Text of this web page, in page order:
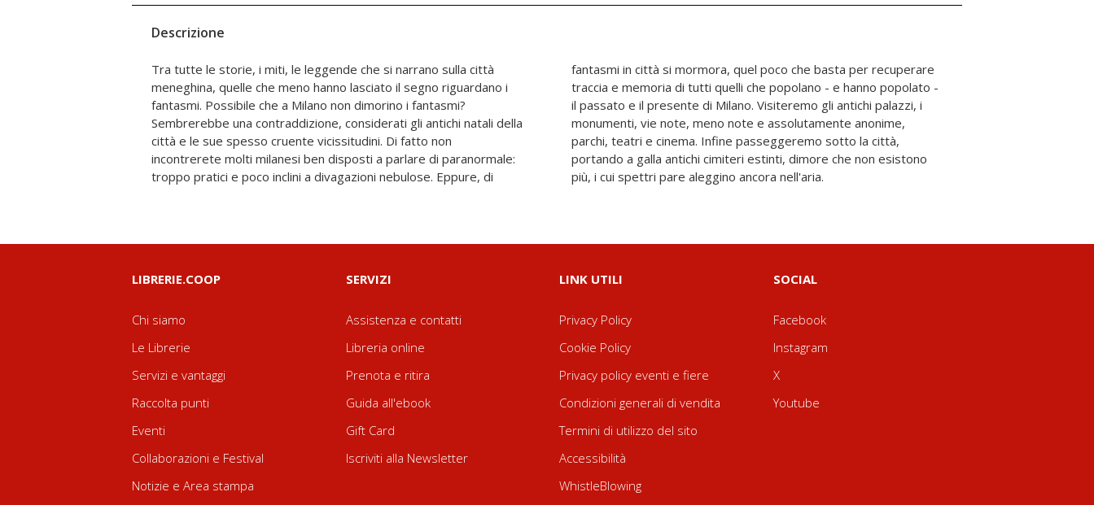
Descrizione
Tra tutte le storie, i miti, le leggende che si narrano sulla città
meneghina, quelle che meno hanno lasciato il segno riguardano i
fantasmi. Possibile che a Milano non dimorino i fantasmi?
Sembrerebbe una contraddizione, considerati gli antichi natali della
città e le sue spesso cruente vicissitudini. Di fatto non
incontrerete molti milanesi ben disposti a parlare di paranormale:
troppo pratici e poco inclini a divagazioni nebulose. Eppure, di
fantasmi in città si mormora, quel poco che basta per recuperare
traccia e memoria di tutti quelli che popolano - e hanno popolato -
il passato e il presente di Milano. Visiteremo gli antichi palazzi, i
monumenti, vie note, meno note e assolutamente anonime,
parchi, teatri e cinema. Infine passeggeremo sotto la città,
portando a galla antichi cimiteri estinti, dimore che non esistono
più, i cui spettri pare aleggino ancora nell'aria.
LIBRERIE.COOP
Chi siamo
Le Librerie
Servizi e vantaggi
Raccolta punti
Eventi
Collaborazioni e Festival
Notizie e Area stampa
SERVIZI
Assistenza e contatti
Libreria online
Prenota e ritira
Guida all'ebook
Gift Card
Iscriviti alla Newsletter
LINK UTILI
Privacy Policy
Cookie Policy
Privacy policy eventi e fiere
Condizioni generali di vendita
Termini di utilizzo del sito
Accessibilità
WhistleBlowing
SOCIAL
Facebook
Instagram
X
Youtube